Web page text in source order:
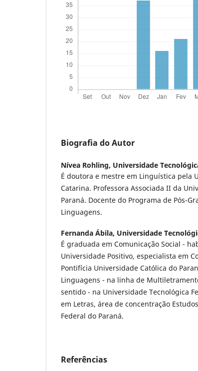
Biografia do Autor
Nívea Rohling, Universidade
É doutora e mestre em Linguística pela
Catarina. Professora Associada II da
Paraná. Docente do Programa de Pós-
Linguagens.
Fernanda Ábila, Universidade
É graduada em Comunicação Social -
Universidade Positivo, especialista em
Pontifícia Universidade Católica do
Linguagens - na linha de
sentido - na Universidade Tecnológica
em Letras, área de concentração
Federal do Paraná.
Referências